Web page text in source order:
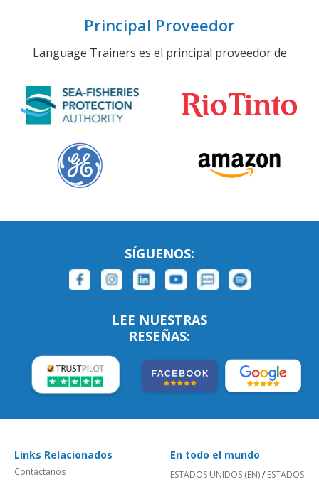
Principal Proveedor
Language Trainers es el principal proveedor de
SÍGUENOS:
LEE NUESTRAS
RESEÑAS:
Links Relacionados
Contáctanos
En todo el mundo
ESTADOS UNIDOS (EN)/ ESTADOS